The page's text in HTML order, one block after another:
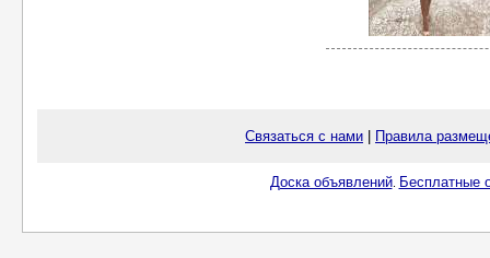
Связаться с нами Правила
Доска объявлений. Бесплатные